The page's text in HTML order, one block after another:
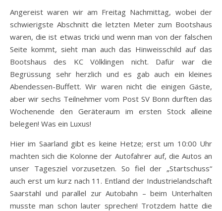
Angereist waren wir am Freitag Nachmittag, wobei der
schwierigste Abschnitt die letzten Meter zum Bootshaus
waren, die ist etwas tricki und wenn man von der falschen
Seite kommt, sieht man auch das Hinweisschild auf das
Bootshaus des KC Völklingen nicht. Dafür war die
Begrüssung sehr herzlich und es gab auch ein kleines
Abendessen-Buffett. Wir waren nicht die einigen Gäste,
aber wir sechs Teilnehmer vom Post SV Bonn durften das
Wochenende den Geräteraum im ersten Stock alleine
belegen! Was ein Luxus!
Hier im Saarland gibt es keine Hetze; erst um 10:00 Uhr
machten sich die Kolonne der Autofahrer auf, die Autos an
unser Tagesziel vorzusetzen. So fiel der „Startschuss“
auch erst um kurz nach 11. Entland der Industrielandschaft
Saarstahl und parallel zur Autobahn – beim Unterhalten
musste man schon lauter sprechen! Trotzdem hatte die